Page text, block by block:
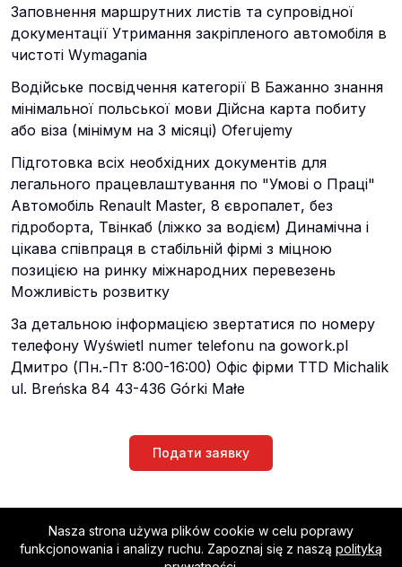
Заповнення маршрутних листів та супровідної
документації Утримання закріпленого автомобіля в
чистоті Wymagania
Водійське посвідчення категорії В Бажанно знання
мінімальної польської мови Дійсна карта побиту
або віза (мінімум на 3 місяці) Oferujemy
Підготовка всіх необхідних документів для
легального працевлаштування по "Умові о Праці"
Автомобіль Renault Master, 8 європалет, без
гідроборта, Твінкаб (ліжко за водієм) Динамічна і
цікава співпраця в стабільній фірмі з міцною
позицією на ринку міжнародних перевезень
Можливість розвитку
За детальною інформацією звертатися по номеру
телефону Wyświetl numer telefonu na gowork.pl
Дмитро (Пн.-Пт 8:00-16:00) Офіс фірми TTD Michalik
ul. Breńska 84 43-436 Górki Małe
Подати заявку
Worko
Поєднуємо компанії з найкращими співробітниками
Nasza strona używa plików cookie w celu poprawy
funkcjonowania i analizy ruchu. Zapoznaj się z naszą polityką